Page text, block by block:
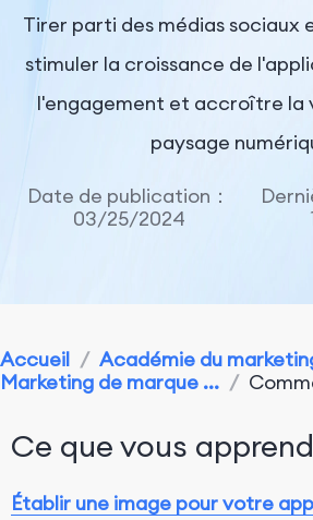
Tarifs
Entreprise
Tirer parti des médias sociaux
stimuler la croissance de
l'engagement et accroître la
paysage
Date de publication：
03/25/2024
Accueil / Académie du
Marketing de marque ... /
Ce que vous
Établir une image pour votre